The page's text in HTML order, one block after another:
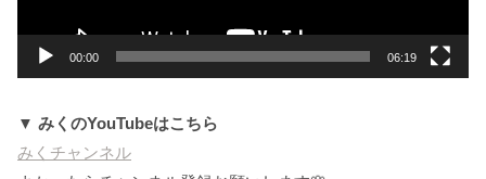
00:00 06:19
▼ みくのYouTubeはこちら
みくチャンネル